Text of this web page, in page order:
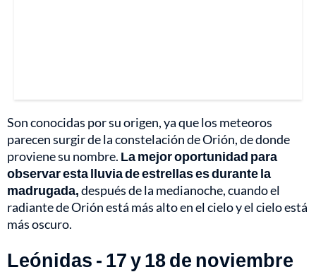
Son conocidas por su origen, ya que los meteoros
parecen surgir de la constelación de Orión, de donde
proviene su nombre. La mejor oportunidad para
observar esta lluvia de estrellas es durante la
madrugada,después de la medianoche, cuando el
radiante de Orión está más alto en el cielo y el cielo está
más oscuro.
Leónidas - 17 y 18 de noviembre